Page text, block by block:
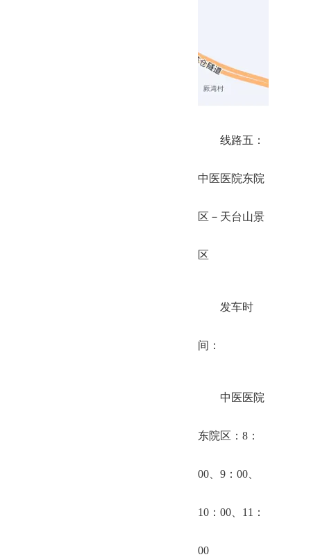
线路五：
中医医院东院
区－天台山景
区
发车时
间：
中医医院
东院区：8：
00、9：00、
10：00、11：
00